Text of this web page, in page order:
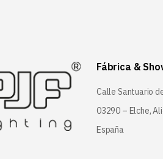
Fábrica &
Calle Santuario
03290 – Elche,
España